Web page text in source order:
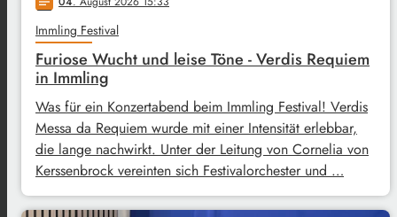
Immling Festival
Furiose Wucht und leise Töne - Verdis Requiem
in Immling
Was für ein Konzertabend beim Immling Festival! Verdis
Messa da Requiem wurde mit einer Intensität erlebbar,
die lange nachwirkt. Unter der Leitung von Cornelia von
Kerssenbrock vereinten sich Festivalorchester und …